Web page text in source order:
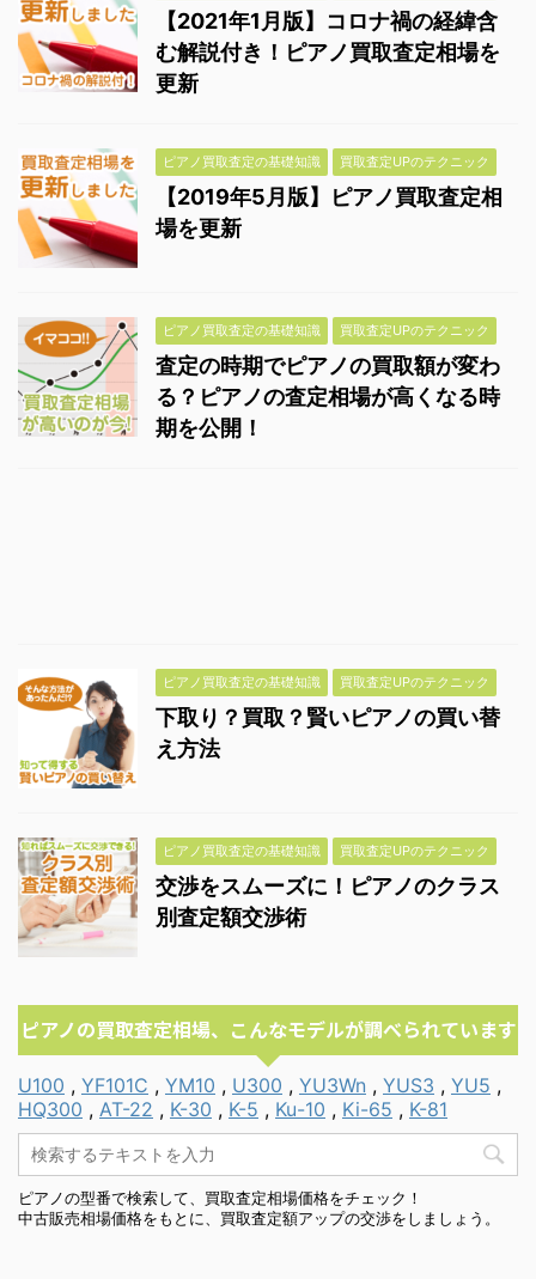
【2021年1月版】コロナ禍の経緯含
む解説付き！ピアノ買取査定相場を
更新
ピアノ買取査定の基礎知識 買取査定UPのテクニック
【2019年5月版】ピアノ買取査定相
場を更新
ピアノ買取査定の基礎知識 買取査定UPのテクニック
査定の時期でピアノの買取額が変わ
る？ピアノの査定相場が高くなる時
期を公開！
ピアノ買取査定の基礎知識 買取査定UPのテクニック
下取り？買取？賢いピアノの買い替
え方法
ピアノ買取査定の基礎知識 買取査定UPのテクニック
交渉をスムーズに！ピアノのクラス
別査定額交渉術
ピアノの買取査定相場、こんなモデルが調べられています
U100 , YF101C , YM10 , U300 , YU3Wn , YUS3 , YU5 ,
HQ300 , AT-22 , K-30 , K-5 , Ku-10 , Ki-65 , K-81
ピアノの型番で検索して、買取査定相場価格をチェック！
中古販売相場価格をもとに、買取査定額アップの交渉をしましょう。